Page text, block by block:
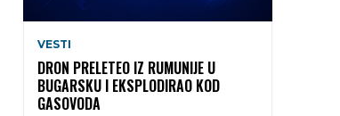
VESTI
DRON PRELETEO IZ RUMUNIJE U
BUGARSKU I EKSPLODIRAO KOD
GASOVODA